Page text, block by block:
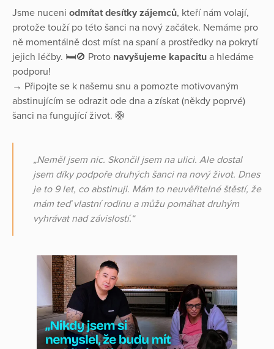
Jsme nuceni odmítat desítky zájemců, kteří nám volají,
protože touží po této šanci na nový začátek. Nemáme pro
ně momentálně dost míst na spaní a prostředky na pokrytí
jejich léčby. 🛏️🚫 Proto navyšujeme kapacitu a hledáme
podporu!
→ Připojte se k našemu snu a pomozte motivovaným
abstinujícím se odrazit ode dna a získat (někdy poprvé)
šanci na fungující život. 🛟
„Neměl jsem nic. Skončil jsem na ulici. Ale dostal
jsem díky podpoře druhých šanci na nový život. Dnes
je to 9 let, co abstinuji. Mám to neuvěřitelné štěstí, že
mám teď vlastní rodinu a můžu pomáhat druhým
vyhrávat nad závislostí.“